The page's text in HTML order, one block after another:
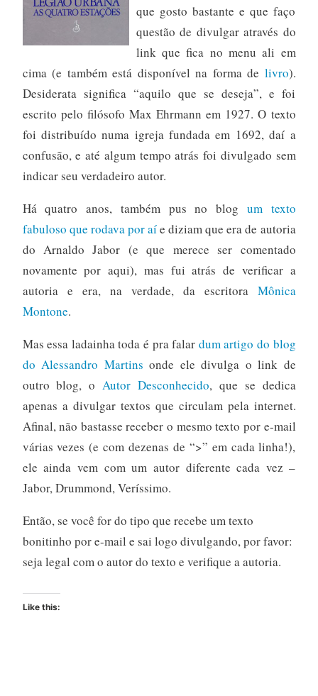
que gosto bastante e que faço
questão de divulgar através do
link que fica no menu ali em
cima (e também está disponível na forma de livro).
Desiderata significa “aquilo que se deseja”, e foi
escrito pelo filósofo Max Ehrmann em 1927. O texto
foi distribuído numa igreja fundada em 1692, daí a
confusão, e até algum tempo atrás foi divulgado sem
indicar seu verdadeiro autor.
Há quatro anos, também pus no blog um texto
fabuloso que rodava por aíe diziam que era de autoria
do Arnaldo Jabor (e que merece ser comentado
novamente por aqui), mas fui atrás de verificar a
autoria e era, na verdade, da escritora Mônica
Montone.
Mas essa ladainha toda é pra falar dum artigo do blog
do Alessandro Martins onde ele divulga o link de
outro blog, oAutor Desconhecido, que se dedica
apenas a divulgar textos que circulam pela internet.
Afinal, não bastasse receber o mesmo texto por e-mail
várias vezes (e com dezenas de “>” em cada linha!),
ele ainda vem com um autor diferente cada vez –
Jabor, Drummond, Veríssimo.
Então, se você for do tipo que recebe um texto
bonitinho por e-mail e sai logo divulgando, por favor:
seja legal com o autor do texto e verifique a autoria.
Like this: